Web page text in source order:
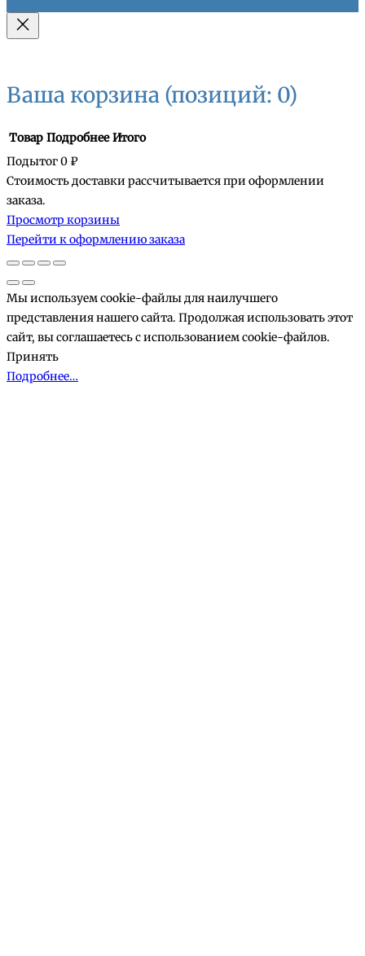
Ваша корзина (позиций: 0)
Товары
в
корзине
Товар Подробнее Итого
Подытог0 ₽
Стоимость доставки рассчитывается при оформлении
заказа.
Просмотр корзины
Перейти к оформлению заказа
Мы используем cookie-файлы для наилучшего
представления нашего сайта. Продолжая использовать этот
сайт, вы соглашаетесь с использованием cookie-файлов.
Принять
Подробнее…